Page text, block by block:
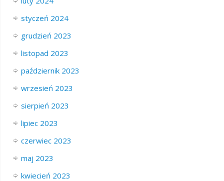
styczeń 2024
grudzień 2023
listopad 2023
październik 2023
wrzesień 2023
sierpień 2023
lipiec 2023
czerwiec 2023
maj 2023
kwiecień 2023